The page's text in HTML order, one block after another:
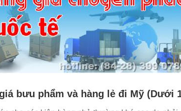
bưu phẩm và hàng lẻ đi Mỹ (Dưới